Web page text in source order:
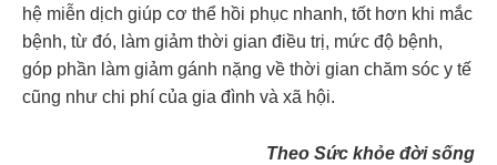
hệ miễn dịch giúp cơ thể hồi phục nhanh, tốt hơn khi mắc
bệnh, từ đó, làm giảm thời gian điều trị, mức độ bệnh,
góp phần làm giảm gánh nặng về thời gian chăm sóc y tế
cũng như chi phí của gia đình và xã hội.
Theo Sức khỏe đời sống